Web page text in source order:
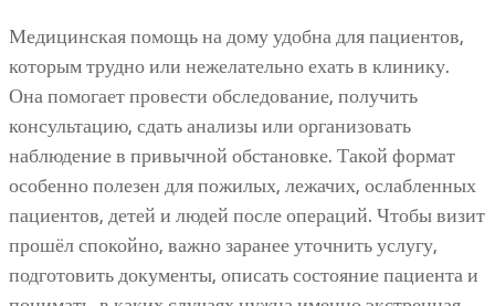
Медицинская помощь на дому удобна для пациентов,
которым трудно или нежелательно ехать в клинику.
Она помогает провести обследование, получить
консультацию, сдать анализы или организовать
наблюдение в привычной обстановке. Такой формат
особенно полезен для пожилых, лежачих, ослабленных
пациентов, детей и людей после операций. Чтобы визит
прошёл спокойно, важно заранее уточнить услугу,
подготовить документы, описать состояние пациента и